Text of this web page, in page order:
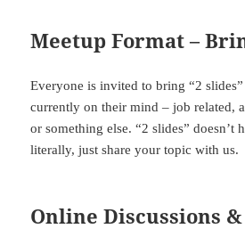
Meetup Format –
Everyone is invited to bring “2
currently on their mind – job related,
or something else. “2 slides” doesn’t
literally, just share your topic with us.
Online Discussions